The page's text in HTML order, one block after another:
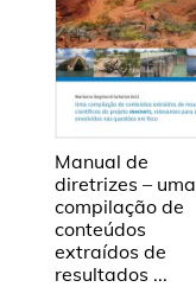
Manual de
diretrizes – uma
compilação de
conteúdos
extraídos de
resultados ...